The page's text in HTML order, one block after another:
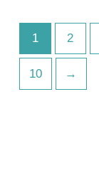
1 2
10 →